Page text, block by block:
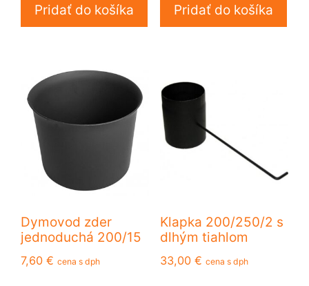
Pridať do košíka Pridať do košíka
Dymovod zder
jednoduchá 200/15
7,60 € cena s dph
Klapka 200/250/2 s
dlhým tiahlom
33,00 € cena s dph